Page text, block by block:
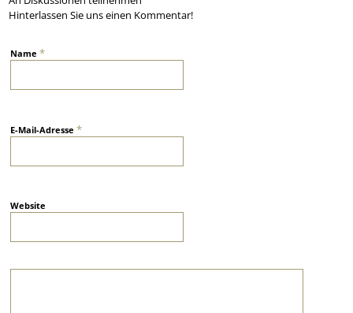
Hinterlassen Sie uns einen Kommentar!
Name*
E-Mail-Adresse*
Website